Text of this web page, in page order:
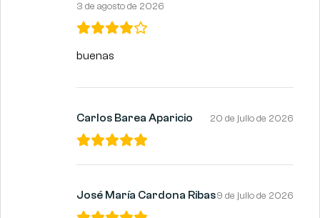
3 de agosto de 2026
buenas
Carlos Barea Aparicio 20 de julio de 2026
José María Cardona Ribas9 de julio de 2026